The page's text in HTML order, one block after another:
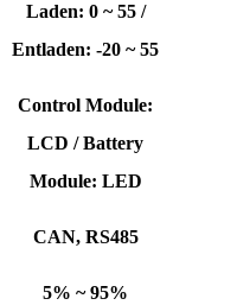
Laden: 0 ~ 55 /
Entladen: -20 ~ 55
Control Module:
LCD / Battery
Module: LED
CAN, RS485
5% ~ 95%